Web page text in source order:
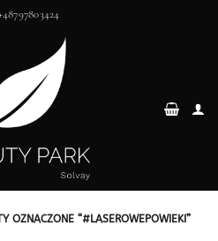
OZNACZONE “#LASEROWEPOWIEKI”